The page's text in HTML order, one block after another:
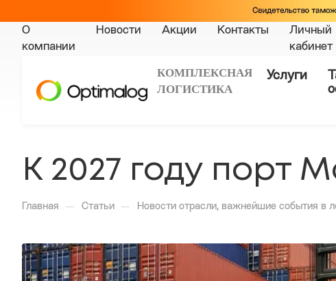
О
компании
Новости Акции Контакты
Личный
кабинет
КОМПЛЕКСНАЯ
ЛОГИСТИКА
Услуги
К 2027 году порт
Главная — Статьи — Новости отрасли, важнейшие события в